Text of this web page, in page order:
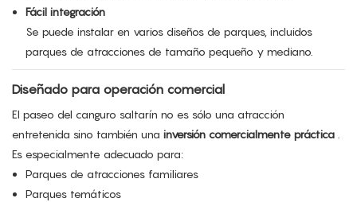
Fácil integración
Se puede instalar en varios diseños de parques, incluidos
parques de atracciones de tamaño pequeño y mediano.
Diseñado para operación comercial
El paseo del canguro saltarín no es sólo una atracción
entretenida sino también una inversión comercialmente práctica
Es especialmente adecuado para:
Parques de atracciones familiares
Parques temáticos